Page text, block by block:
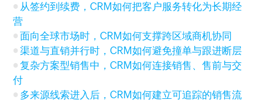
从签约到续费，CRM如何把客户服务转化为长期经
营
面向全球市场时，CRM如何支撑跨区域商机协同
渠道与直销并行时，CRM如何避免撞单与跟进断层
复杂方案型销售中，CRM如何连接销售、售前与交
付
多来源线索进入后，CRM如何建立可追踪的销售流